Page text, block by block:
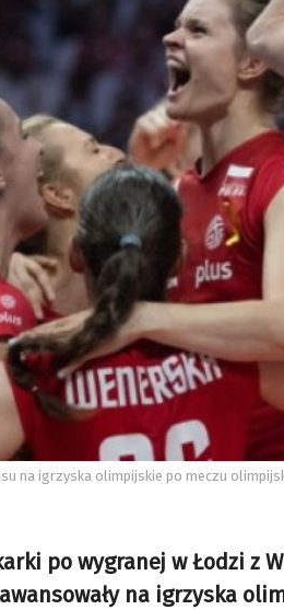
na igrzyska olimpijskie po meczu
po wygranej w Łodzi z
awansowały na igrzyska